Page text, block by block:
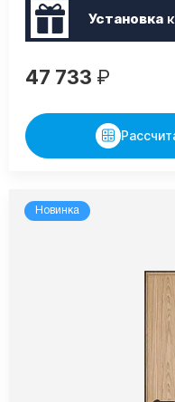
Установка
47 733 ₽
Новинка